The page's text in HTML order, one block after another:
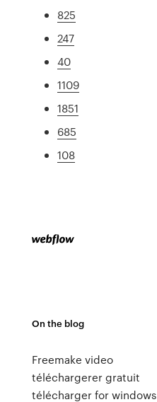
825
247
40
1109
1851
685
108
On the blog
Freemake video
téléchargerer gratuit
télécharger for windows